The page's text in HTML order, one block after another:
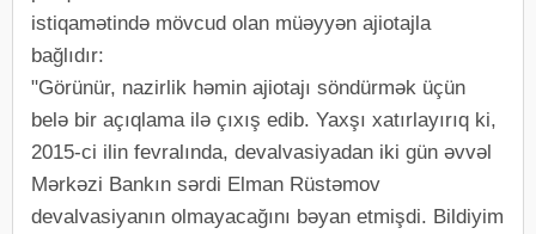
istiqamətində mövcud olan müəyyən ajiotajla
bağlıdır:
"Görünür, nazirlik həmin ajiotajı söndürmək üçün
belə bir açıqlama ilə çıxış edib. Yaxşı xatırlayırıq ki,
2015-ci ilin fevralında, devalvasiyadan iki gün əvvəl
Mərkəzi Bankın sərdi Elman Rüstəmov
devalvasiyanın olmayacağını bəyan etmişdi. Bildiyim